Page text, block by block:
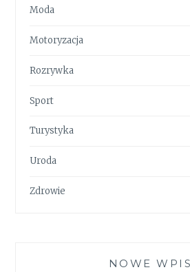
Moda
Motoryzacja
Rozrywka
Sport
Turystyka
Uroda
Zdrowie
NOWE